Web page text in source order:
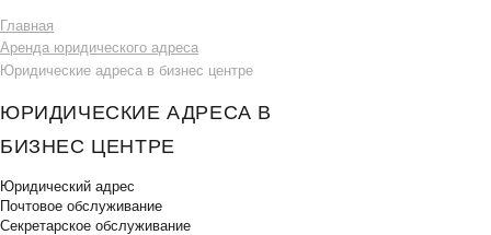
Главная
Аренда юридического адреса
Юридические адреса в бизнес центре
ЮРИДИЧЕСКИЕ АДРЕСА В
БИЗНЕС ЦЕНТРЕ
Юридический адрес
Почтовое обслуживание
Секретарское обслуживание